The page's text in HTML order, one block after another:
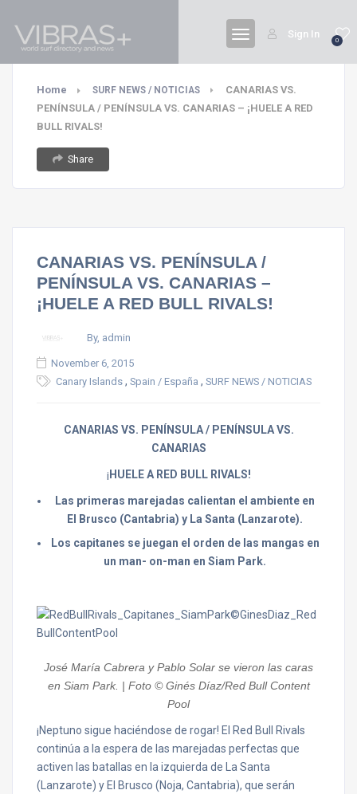
0
Sign In
Home SURF NEWS / NOTICIAS
CANARIAS VS.
PENÍNSULA / PENÍNSULA VS. CANARIAS – ¡HUELE A RED
BULL RIVALS!
Share
CANARIAS VS. PENÍNSULA /
PENÍNSULA VS. CANARIAS –
¡HUELE A RED BULL RIVALS!
By, admin
November 6, 2015
Canary Islands , Spain / España , SURF NEWS / NOTICIAS
CANARIAS VS. PENÍNSULA / PENÍNSULA VS.
CANARIAS
¡ HUELE A RED BULL RIVALS!
Las primeras marejadas calientan el ambiente en
El Brusco (Cantabria) y La Santa (Lanzarote).
Los capitanes se juegan el orden de las mangas en
un man- on-man en Siam Park.
José María Cabrera y Pablo Solar se vieron las caras
en Siam Park. | Foto © Ginés Díaz/Red Bull Content
Pool
¡Neptuno sigue haciéndose de rogar! El Red Bull Rivals
continúa a la espera de las marejadas perfectas que
activen las batallas en la izquierda de La Santa
(Lanzarote) y El Brusco (Noja, Cantabria), que serán